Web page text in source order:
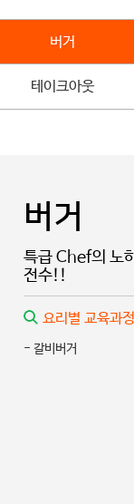
버거
테이크아웃
버거
특급 Chef의 노
전수!!
요리별 교육과정
- 갈비버거